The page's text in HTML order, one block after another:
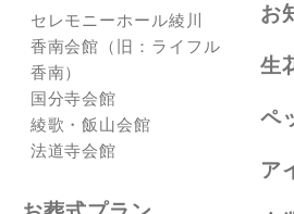
セレモニーホール綾川
香南会館（旧：ライフル
香南）
国分寺会館
綾歌・飯山会館
法道寺会館
お
生
ペ
ア